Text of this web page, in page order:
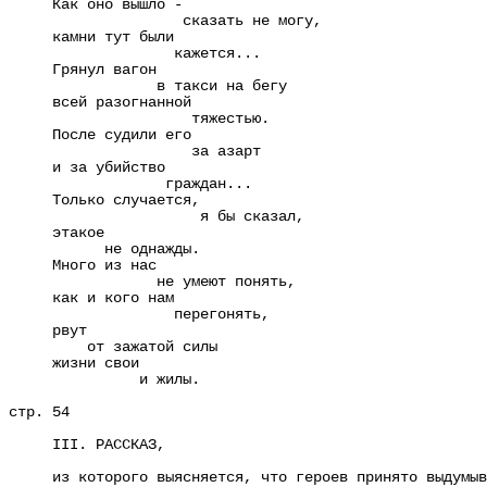
Как оно вышло -
сказать не могу,
камни тут были
кажется...
Грянул вагон
в такси на бегу
всей разогнанной
тяжестью.
После судили его
за азарт
и за убийство
граждан...
Только случается,
я бы сказал,
этакое
не однажды.
Много из нас
не умеют понять,
как и кого нам
перегонять,
рвут
от зажатой силы
жизни свои
и жилы.
стр. 54
III. РАССКАЗ,
из которого выясняется, что героев принято